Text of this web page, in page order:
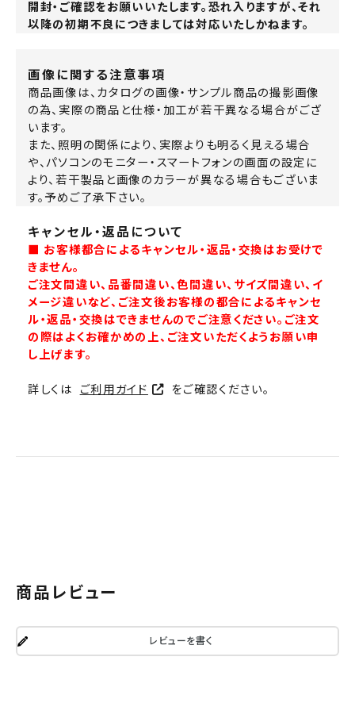
開封・ご確認をお願いいたします。恐れ入りますが、それ
以降の初期不良につきましては対応いたしかねます。
画像に関する注意事項
商品画像は、カタログの画像・サンプル商品の撮影画像
の為、実際の商品と仕様・加工が若干異なる場合がござ
います。
また、照明の関係により、実際よりも明るく見える場合
や、パソコンのモニター・スマートフォンの画面の設定に
より、若干製品と画像のカラーが異なる場合もございま
す。予めご了承下さい。
キャンセル・返品について
■ お客様都合によるキャンセル・返品・交換はお受けで
きません。
ご注文間違い、品番間違い、色間違い、サイズ間違い、イ
メージ違いなど、ご注文後お客様の都合によるキャンセ
ル・返品・交換はできませんのでご注意ください。ご注文
の際はよくお確かめの上、ご注文いただくようお願い申
し上げます。
詳しくは ご利用ガイド をご確認ください。
商品レビュー
レビューを書く